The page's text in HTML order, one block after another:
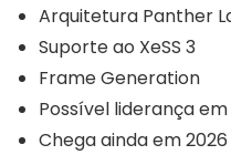
Arquitetura Panther
Suporte ao XeSS 3
Frame Generation
Possível liderança
Chega ainda em 2026